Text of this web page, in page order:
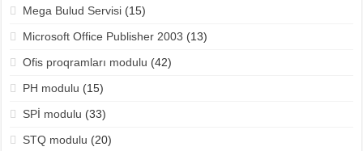
Mega Bulud Servisi(15)
Microsoft Office Publisher 2003 (13)
Ofis proqramları modulu (42)
PH modulu (15)
SPİ modulu (33)
STQ modulu (20)